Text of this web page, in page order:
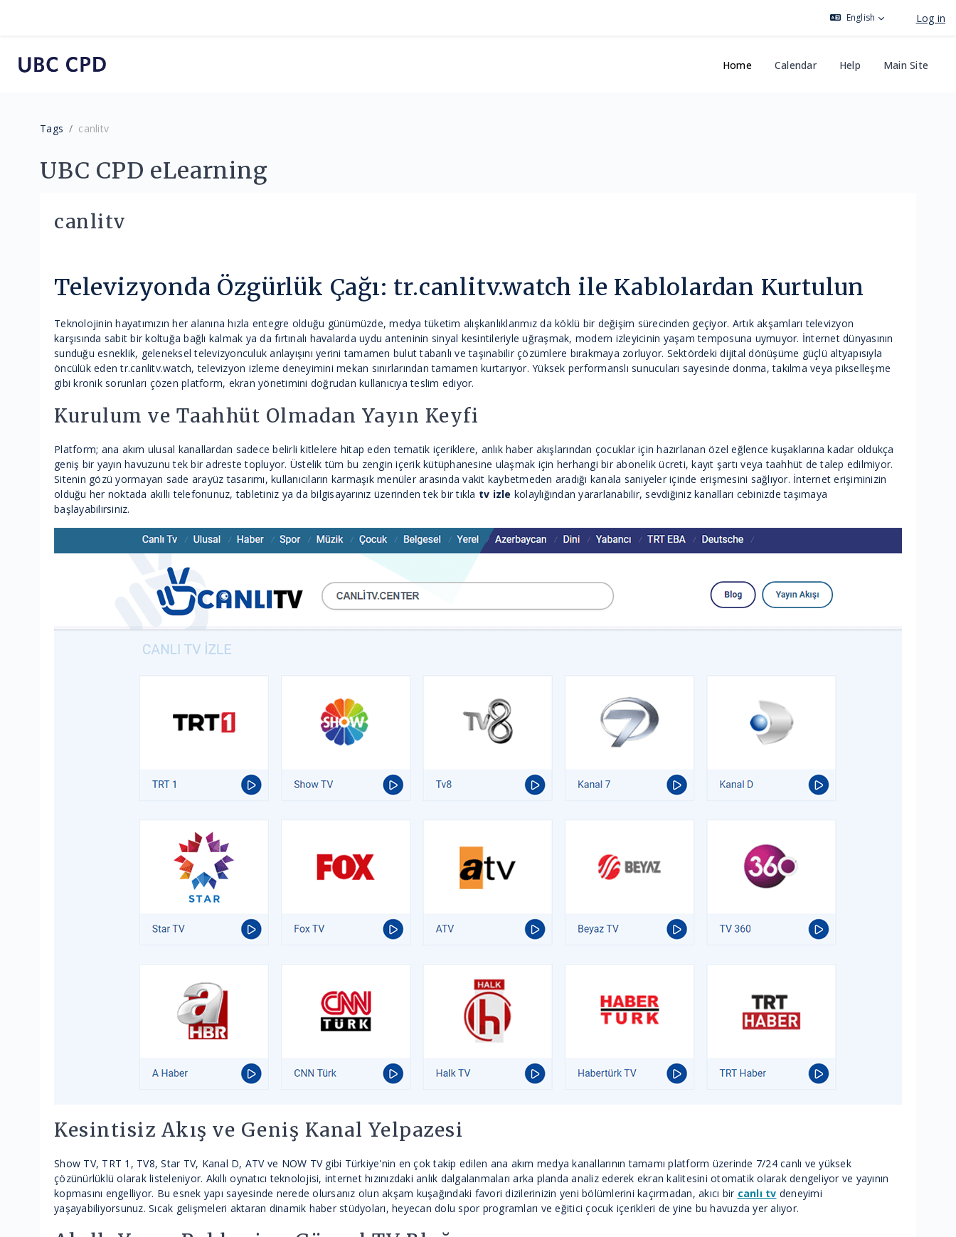
English Log in
Home Calendar Help Main Site
Tags canlitv
UBC CPD eLearning
canlitv
Televizyonda Özgürlük Çağı: tr.canlitv.watch ile Kablolardan Kurtulun
Teknolojinin hayatımızın her alanına hızla entegre olduğu günümüzde, medya tüketim alışkanlıklarımız da köklü bir değişim sürecinden geçiyor. Artık akşamları televizyon
karşısında sabit bir koltuğa bağlı kalmak ya da fırtınalı havalarda uydu anteninin sinyal kesintileriyle uğraşmak, modern izleyicinin yaşam temposuna uymuyor. İnternet dünyasının
sunduğu esneklik, geleneksel televizyonculuk anlayışını yerini tamamen bulut tabanlı ve taşınabilir çözümlere bırakmaya zorluyor. Sektördeki dijital dönüşüme güçlü altyapısıyla
öncülük eden tr.canlitv.watch, televizyon izleme deneyimini mekan sınırlarından tamamen kurtarıyor. Yüksek performanslı sunucuları sayesinde donma, takılma veya pikselleşme
gibi kronik sorunları çözen platform, ekran yönetimini doğrudan kullanıcıya teslim ediyor.
Kurulum ve Taahhüt Olmadan Yayın Keyfi
Platform; ana akım ulusal kanallardan sadece belirli kitlelere hitap eden tematik içeriklere, anlık haber akışlarından çocuklar için hazırlanan özel eğlence kuşaklarına kadar oldukça
geniş bir yayın havuzunu tek bir adreste topluyor. Üstelik tüm bu zengin içerik kütüphanesine ulaşmak için herhangi bir abonelik ücreti, kayıt şartı veya taahhüt de talep edilmiyor.
Sitenin gözü yormayan sade arayüz tasarımı, kullanıcıların karmaşık menüler arasında vakit kaybetmeden aradığı kanala saniyeler içinde erişmesini sağlıyor. İnternet erişiminizin
olduğu her noktada akıllı telefonunuz, tabletiniz ya da bilgisayarınız üzerinden tek bir tıkla tv izle kolaylığından yararlanabilir, sevdiğiniz kanalları cebinizde taşımaya
başlayabilirsiniz.
Kesintisiz Akış ve Geniş Kanal Yelpazesi
Show TV, TRT 1, TV8, Star TV, Kanal D, ATV ve NOW TV gibi Türkiye'nin en çok takip edilen ana akım medya kanallarının tamamı platform üzerinde 7/24 canlı ve yüksek
çözünürlüklü olarak listeleniyor. Akıllı oynatıcı teknolojisi, internet hızınızdaki anlık dalgalanmaları arka planda analiz ederek ekran kalitesini otomatik olarak dengeliyor ve yayının
kopmasını engelliyor. Bu esnek yapı sayesinde nerede olursanız olun akşam kuşağındaki favori dizilerinizin yeni bölümlerini kaçırmadan, akıcı bir canlı tv deneyimi
yaşayabiliyorsunuz. Sıcak gelişmeleri aktaran dinamik haber stüdyoları, heyecan dolu spor programları ve eğitici çocuk içerikleri de yine bu havuzda yer alıyor.